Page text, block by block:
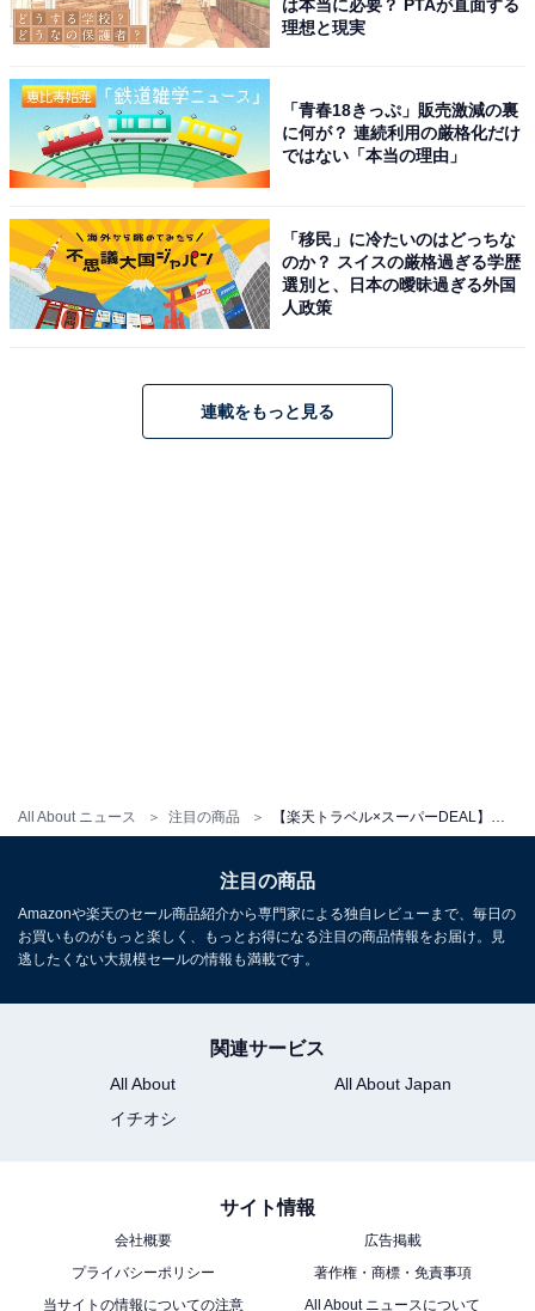
All About ニュース 注目の商品
は本当に必要？ PTAが直面する
理想と現実
「青春18きっぷ」販売激減の裏
に何が？ 連続利用の厳格化だけ
ではない「本当の理由」
「移民」に冷たいのはどっちな
のか？ スイスの厳格過ぎる学歴
選別と、日本の曖昧過ぎる外国
人政策
連載をもっと見る
注目の商品
Amazonや楽天のセール商品紹介から専門家による独自レビューまで、毎日の
お買いものがもっと楽しく、もっとお得になる注目の商品情報をお届け。見
逃したくない大規模セールの情報も満載です。
関連サービス
All About
All About Japan
イチオシ
サイト情報
会社概要
広告掲載
プライバシーポリシー
著作権・商標・免責事項
当サイトの情報についての注意
All About ニュースについて